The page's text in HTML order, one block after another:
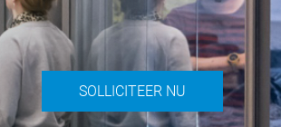
SOLLICITEER NU